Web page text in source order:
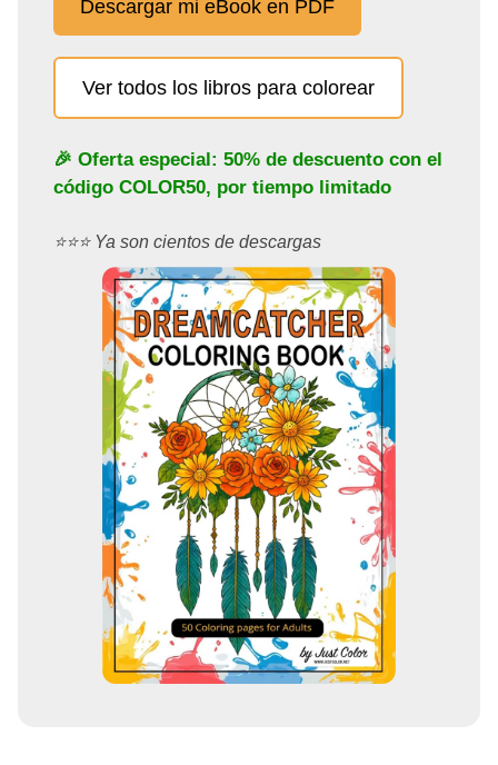
Descargar mi eBook en PDF
Ver todos los libros para colorear
🎉 Oferta especial: 50% de descuento con el
código COLOR50, por tiempo limitado
⭐️⭐️⭐️ Ya son cientos de descargas